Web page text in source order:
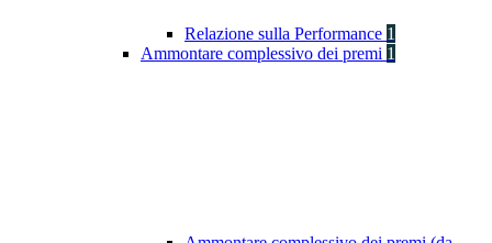
Relazione sulla Performance 1
Ammontare complessivo dei premi 1